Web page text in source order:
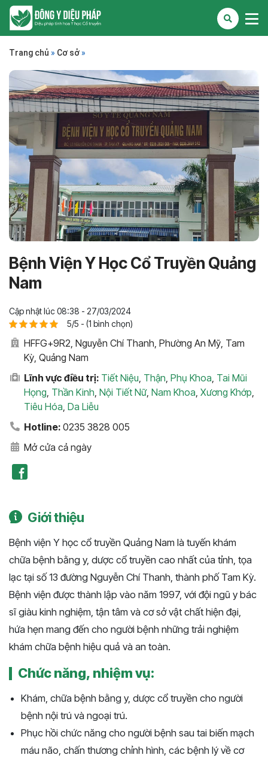
Trang chủ » Cơ sở »
Bệnh Viện Y Học Cổ Truyền Quảng
Nam
Cập nhật lúc 08:38 - 27/03/2024
5/5 - (1 bình chọn)
HFFG+9R2, Nguyễn Chí Thanh, Phường An Mỹ, Tam
Kỳ, Quảng Nam
Lĩnh vực điều trị: Tiết Niệu, Thận, Phụ Khoa, Tai Mũi
Họng, Thần Kinh, Nội Tiết Nữ, Nam Khoa, Xương Khớp,
Tiêu Hóa, Da Liễu
Hotline: 0235 3828 005
Mở cửa cả ngày
Giới thiệu
Bệnh viện Y học cổ truyền Quảng Nam là tuyến khám
chữa bệnh bằng y, dược cổ truyền cao nhất của tỉnh, tọa
lạc tại số 13 đường Nguyễn Chí Thanh, thành phố Tam Kỳ.
Bệnh viện được thành lập vào năm 1997, với đội ngũ y bác
sĩ giàu kinh nghiệm, tận tâm và cơ sở vật chất hiện đại,
hứa hẹn mang đến cho người bệnh những trải nghiệm
khám chữa bệnh hiệu quả và an toàn.
Chức năng, nhiệm vụ:
Khám, chữa bệnh bằng y, dược cổ truyền cho người
bệnh nội trú và ngoại trú.
Phục hồi chức năng cho người bệnh sau tai biến mạch
máu não, chấn thương chỉnh hình, các bệnh lý về cơ